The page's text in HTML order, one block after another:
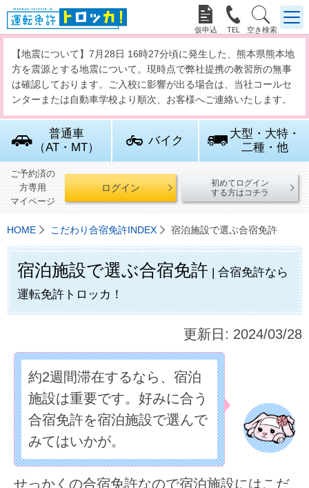
  
【地震について】7月28日 16時27分頃に発生した、熊本県熊本地
方を震源とする地震について。現時点で弊社提携の教習所の無事
は確認しております。ご入校に影響が出る場合は、当社コールセ
ンターまたは自動車学校より順次、お客様へご連絡いたします。
普通車
（AT・MT）
バイク
大型・大特・
二種・他
ご予約済の
方専用
マイページ
ログイン
初めてログイン
する方はコチラ
HOME こだわり合宿免許INDEX 宿泊施設で選ぶ合宿免許
宿泊施設で選ぶ合宿免許 | 合宿免許なら
運転免許トロッカ！
更新日: 2024/03/28
約2週間滞在するなら、宿泊
施設は重要です。好みに合う
合宿免許を宿泊施設で選んで
みてはいかが。
せっかくの合宿免許なので宿泊施設にはこだ